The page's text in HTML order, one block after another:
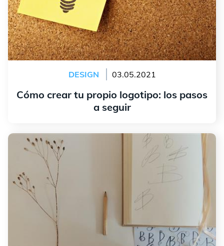
DESIGN 03.05.2021
Cómo crear tu propio logotipo: los pasos
a seguir
Cómo crear un logotipo de monograma con éxito